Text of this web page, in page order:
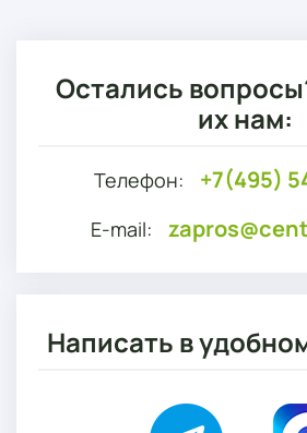
Остались
их нам:
Телефон: +7(495)
E-mail:
Написать в